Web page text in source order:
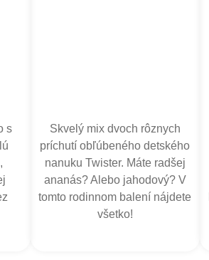
s
Skvelý mix dvoch rôznych
príchutí obľúbeného detského
nanuku Twister. Máte radšej
ananás? Alebo jahodový? V
tomto rodinnom balení nájdete
všetko!